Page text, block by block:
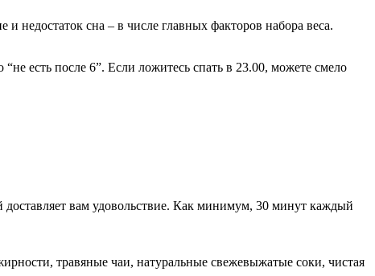
недостаток сна – в числе главных факторов набора веса.
есть после 6”. Если ложитесь спать в 23.00, можете смело
доставляет вам удовольствие. Как минимум, 30 минут каждый
травяные чаи, натуральные свежевыжатые соки, чистая